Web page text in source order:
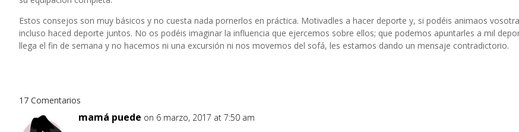
Estos consejos son muy básicos y no cuesta nada pornerlos en práctica. Motivadles a hacer deporte y, si podéis animaos
incluso haced deporte juntos. No os podéis imaginar la influencia que ejercemos sobre ellos; que podemos apuntarles a mil
llega el fin de semana y no hacemos ni una excursión ni nos movemos del sofá, les estamos dando un mensaje contradictorio.
17 Comentarios
mamá puede on 6 marzo, 2017 at 7:50 am